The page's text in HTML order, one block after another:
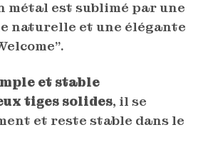
métal est sublimé par une
naturelle et une élégante
et stable
tiges solides, il se
et reste stable dans le